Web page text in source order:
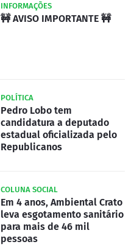
INFORMAÇÕES
🚧 AVISO IMPORTANTE 🚧
POLÍTICA
Pedro Lobo tem
candidatura a deputado
estadual oficializada pelo
Republicanos
COLUNA SOCIAL
Em 4 anos, Ambiental Crato
leva esgotamento sanitário
para mais de 46 mil
pessoas